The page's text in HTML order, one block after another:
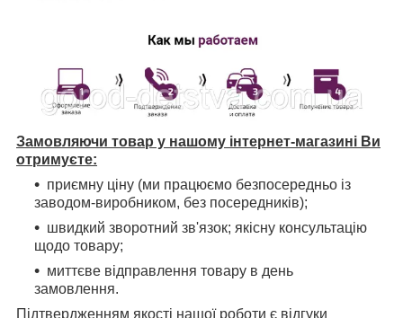
Замовляючи товар у нашому інтернет-магазині Ви
отримуєте:
приємну ціну (ми працюємо безпосередньо із
заводом-виробником, без посередників);
швидкий зворотний зв'язок; якісну консультацію
щодо товару;
миттєве відправлення товару в день
замовлення.
Підтвердженням якості нашої роботи є відгуки